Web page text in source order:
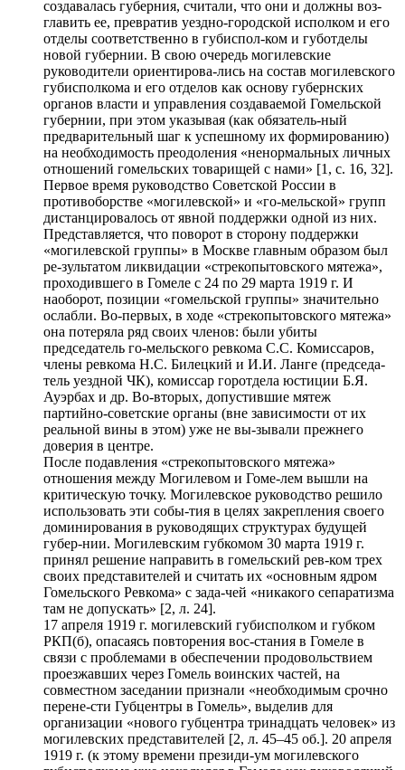
создавалась губерния, считали, что они и должны воз-
главить ее, превратив уездно-городской исполком и его
отделы соответственно в губиспол-ком и губотделы
новой губернии. В свою очередь могилевские
руководители ориентирова-лись на состав могилевского
губисполкома и его отделов как основу губернских
органов власти и управления создаваемой Гомельской
губернии, при этом указывая (как обязатель-ный
предварительный шаг к успешному их формированию)
на необходимость преодоления «ненормальных личных
отношений гомельских товарищей с нами» [1, с. 16, 32].
Первое время руководство Советской России в
противоборстве «могилевской» и «го-мельской» групп
дистанцировалось от явной поддержки одной из них.
Представляется, что поворот в сторону поддержки
«могилевской группы» в Москве главным образом был
ре-зультатом ликвидации «стрекопытовского мятежа»,
проходившего в Гомеле с 24 по 29 марта 1919 г. И
наоборот, позиции «гомельской группы» значительно
ослабли. Во-первых, в ходе «стрекопытовского мятежа»
она потеряла ряд своих членов: были убиты
председатель го-мельского ревкома С.С. Комиссаров,
члены ревкома Н.С. Билецкий и И.И. Ланге (председа-
тель уездной ЧК), комиссар горотдела юстиции Б.Я.
Ауэрбах и др. Во-вторых, допустившие мятеж
партийно-советские органы (вне зависимости от их
реальной вины в этом) уже не вы-зывали прежнего
доверия в центре.
После подавления «стрекопытовского мятежа»
отношения между Могилевом и Гоме-лем вышли на
критическую точку. Могилевское руководство решило
использовать эти собы-тия в целях закрепления своего
доминирования в руководящих структурах будущей
губер-нии. Могилевским губкомом 30 марта 1919 г.
принял решение направить в гомельский рев-ком трех
своих представителей и считать их «основным ядром
Гомельского Ревкома» с зада-чей «никакого сепаратизма
там не допускать» [2, л. 24].
17 апреля 1919 г. могилевский губисполком и губком
РКП(б), опасаясь повторения вос-стания в Гомеле в
связи с проблемами в обеспечении продовольствием
проезжавших через Гомель воинских частей, на
совместном заседании признали «необходимым срочно
перене-сти Губцентры в Гомель», выделив для
организации «нового губцентра тринадцать человек» из
могилевских представителей [2, л. 45–45 об.]. 20 апреля
1919 г. (к этому времени президи-ум могилевского